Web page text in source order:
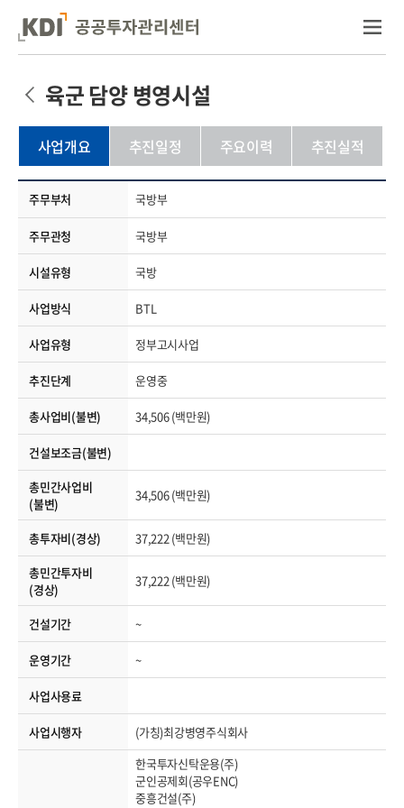
육군 담양 병영시설
사업개요
주무부처 국방부
주무관청 국방부
시설유형 국방
사업방식 BTL
사업유형 정부고시사업
추진단계 운영중
총사업비(불변) 34,506 (백만원)
건설보조금(불변)
총민간사업비
(불변)
34,506 (백만원)
총투자비(경상)
37,222 (백만원)
총민간투자비
(경상)
37,222 (백만원)
건설기간 ~
운영기간 ~
사업사용료
사업시행자 (가칭)최강병영주식회사
한국투자신탁운용(주)
군인공제회(공우ENC)
중흥건설(주)
추진일정 주요이력 추진실적